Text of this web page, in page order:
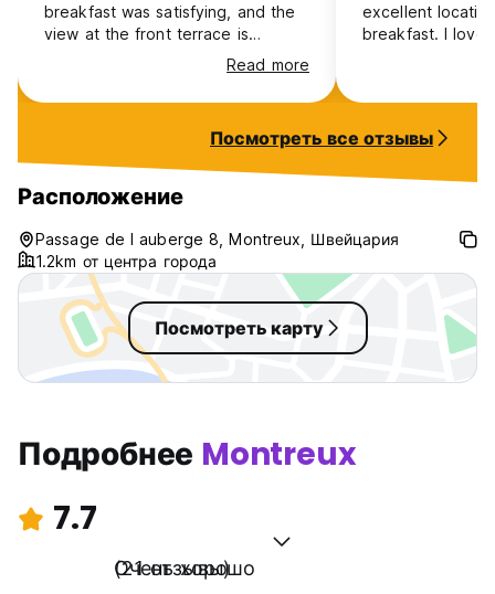
breakfast was satisfying, and the
view at the front terrace is
Read more
excellent
breakfast. I love
and the second
My first room
in the room and
bugs come in,
ones on the
offputting and
Посмотреть все отзывы
Расположение
Passage de l auberge 8, Montreux, Швейцария
1.2km от центра города
Посмотреть карту
Подробнее Montreux
7.7
Очень хорошо
(21 отзывы)